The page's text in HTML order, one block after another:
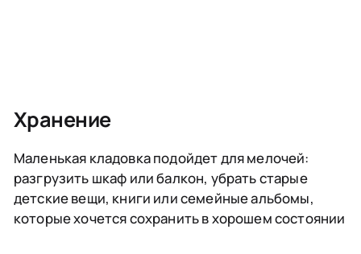
Хранение
Маленькая кладовка подойдет для мелочей:
разгрузить шкаф или балкон, убрать старые
детские вещи, книги или семейные альбомы,
которые хочется сохранить в хорошем состоянии